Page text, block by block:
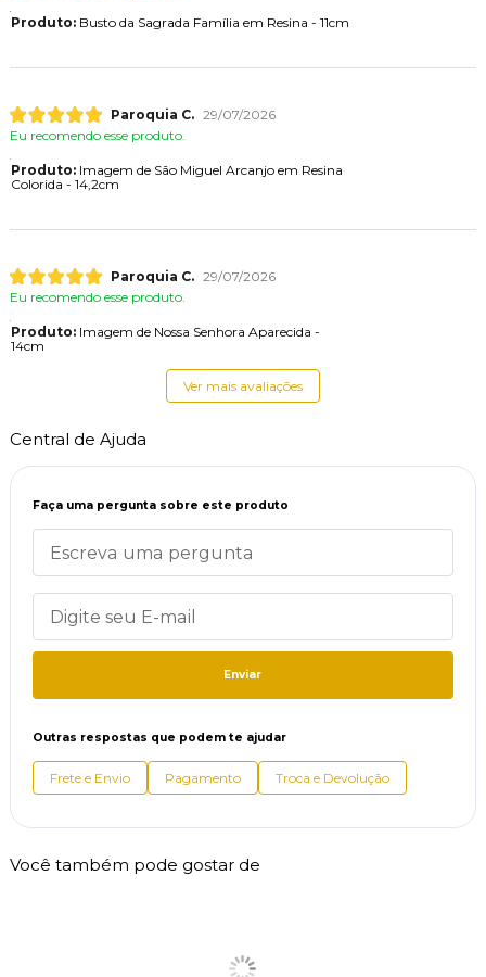
Produto:Busto da Sagrada Família em Resina - 11cm
Paroquia C. 29/07/2026
Eu recomendo esse produto.
Produto:Imagem de São Miguel Arcanjo em Resina
Colorida - 14,2cm
Paroquia C. 29/07/2026
Eu recomendo esse produto.
Produto:Imagem de Nossa Senhora Aparecida -
14cm
Ver mais avaliações
Central de Ajuda
Faça uma pergunta sobre este produto
Enviar
Outras respostas que podem te ajudar
Frete e Envio Pagamento Troca e Devolução
Você também pode gostar de